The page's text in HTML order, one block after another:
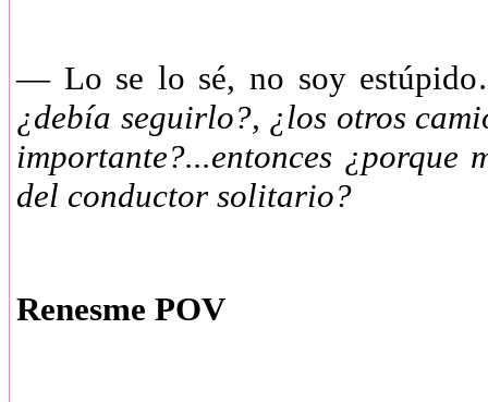
— Lo se lo sé, no soy
¿debía seguirlo?, ¿los otros
importante?...entonces
del conductor solitario?
Renesme POV